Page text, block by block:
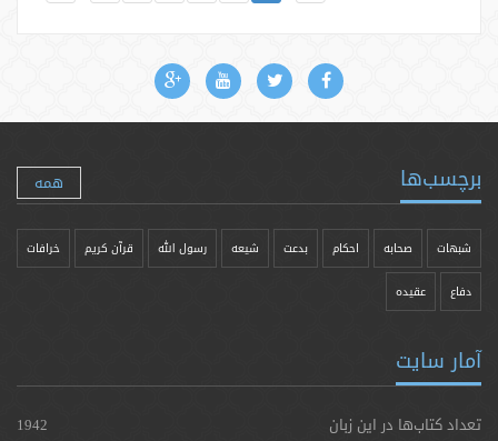
برچسب‌ها همه
شبهات صحابه احکام بدعت شیعه رسول الله قرآن کریم خرافات
دفاع عقیده
آمار سایت
تعداد کتاب‌ها در این زبان
1942